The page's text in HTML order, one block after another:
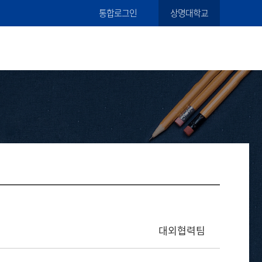
통합로그인 상명대학교
대외협력팀